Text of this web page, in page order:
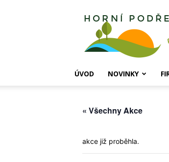
Horní
ÚVOD NOVINKY
« Všechny Akce
akce již proběhla.